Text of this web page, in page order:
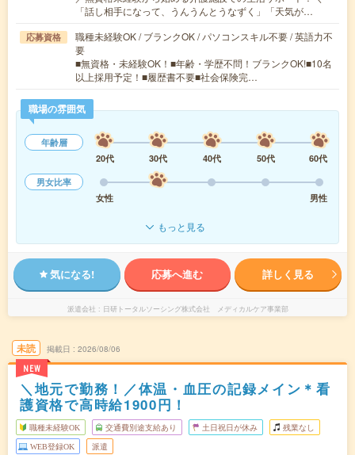
「話し相手になって、うんうんとうなずく」「天気が…
応募資格
職種未経験OK / ブランクOK / パソコンスキル不要 / 英語力不
要
■無資格・未経験OK！■年齢・学歴不問！ブランクOK!■10名
以上採用予定！■履歴書不要■社会保険完…
職場の雰囲気
年齢層
20代
30代 40代 50代
60代
男女比率
女性
男性
もっと見る
気になる! 応募へ進む 詳しく見る
派遣会社 日研トータルソーシング株式会社 メディカルケア事業部
未読
NEW
掲載日 2026/08/06
＼地元で勤務！／体温・血圧の記録メイン＊看
護資格で高時給1900円！
職種未経験OK 交通費別途支給あり 土日祝日が休み 残業なし
WEB登録OK 派遣